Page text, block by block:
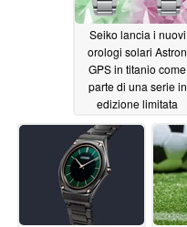
Seiko lancia i nuovi
orologi solari Astron
GPS in titanio come
parte di una serie in
edizione limitata
06/02/2026